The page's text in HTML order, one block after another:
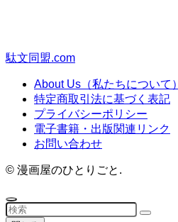
駄文同盟.com
About Us（私たちについて）
特定商取引法に基づく表記
プライバシーポリシー
電子書籍・出版関連リンク
お問い合わせ
© 漫画屋のひとりごと.